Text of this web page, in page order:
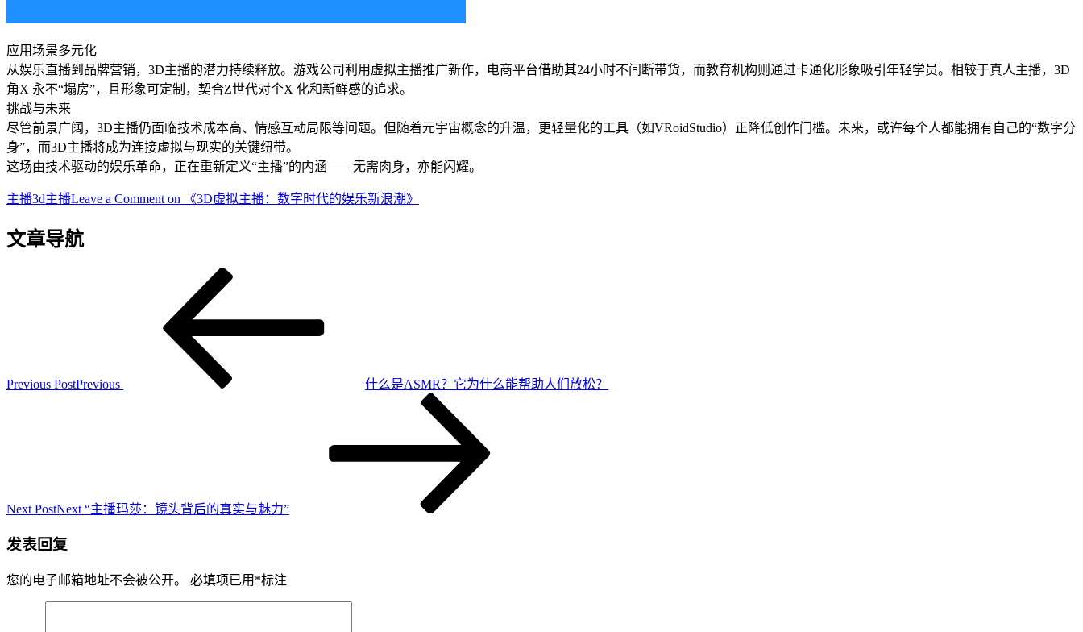
应用场景多元化
从娱乐直播到品牌营销，3D主播的潜力持续释放。游戏公司利用虚拟主播推广新作，电商平台借助其24小时不间断带货，而教育机构则通过卡通化形象吸引年轻学员。相较于真人主播，3D
角X 永不“塌房”，且形象可定制，契合Z世代对个X 化和新鲜感的追求。
挑战与未来
尽管前景广阔，3D主播仍面临技术成本高、情感互动局限等问题。但随着元宇宙概念的升温，更轻量化的工具（如VRoidStudio）正降低创作门槛。未来，或许每个人都能拥有自己的“数字分
身”，而3D主播将成为连接虚拟与现实的关键纽带。
这场由技术驱动的娱乐革命，正在重新定义“主播”的内涵——无需肉身，亦能闪耀。
主播3d主播Leave a Comment on 《3D虚拟主播：数字时代的娱乐新浪潮》
文章导航
Previous PostPrevious 什么是ASMR？它为什么能帮助人们放松？
Next PostNext “主播玛莎：镜头背后的真实与魅力”
发表回复
您的电子邮箱地址不会被公开。 必填项已用 *标注